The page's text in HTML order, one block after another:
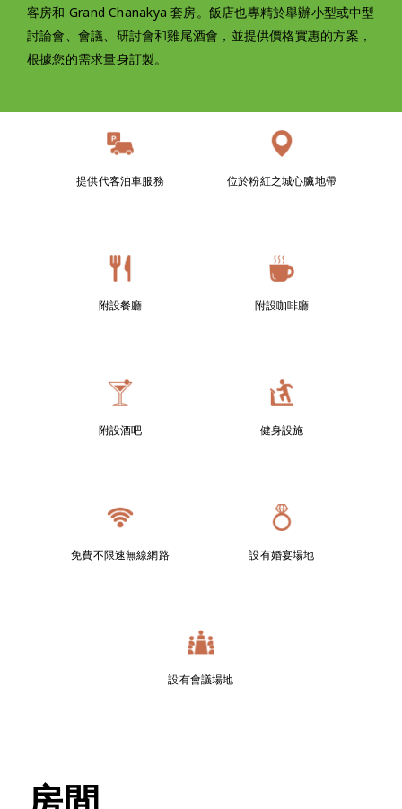
客房和 Grand Chanakya 套房。飯店也專精於舉辦小型或中型
討論會、會議、研討會和雞尾酒會，並提供價格實惠的方案，
根據您的需求量身訂製。
提供代客泊車服務 位於粉紅之城心臟地帶
附設餐廳 附設咖啡廳
附設酒吧 健身設施
免費不限速無線網路 設有婚宴場地
設有會議場地